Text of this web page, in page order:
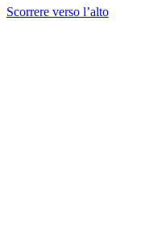
Scorrere verso l’alto